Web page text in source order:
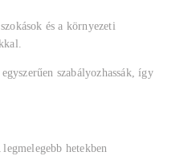
és a környezeti
szabályozhassák, így
hetekben